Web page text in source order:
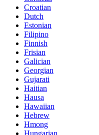
Croatian
Dutch
Estonian
Filipino
Finnish
Frisian
Galician
Georgian
Gujarati
Haitian
Hausa
Hawaiian
Hebrew
Hmong
Hungarian